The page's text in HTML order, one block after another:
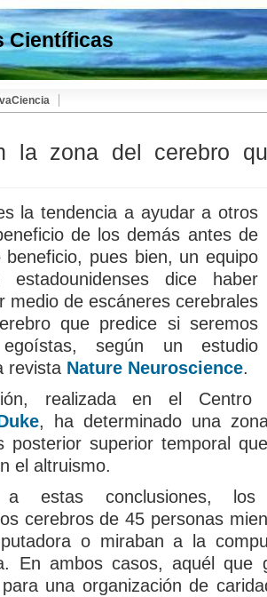
Científicas
la zona del cerebro
la tendencia a ayudar a otros
de los demás antes de
beneficio, pues bien, un equipo
estadounidenses dice haber
medio de escáneres cerebrales
que predice si seremos
según un estudio
revista Nature Neuroscience.
realizada en el
, ha determinado una
posterior superior temporal
el altruismo.
estas conclusiones, los
cerebros de 45 personas
o miraban a la
En ambos casos, aquél que
una organización de